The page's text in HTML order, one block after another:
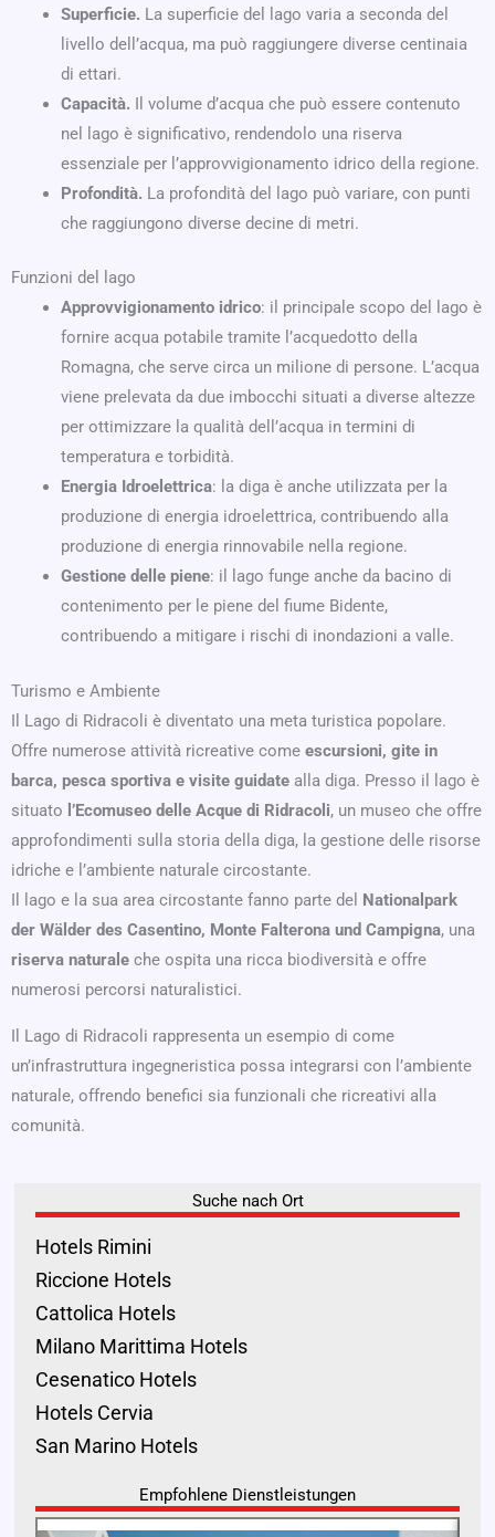
Superficie. La superficie del lago varia a seconda del
livello dell’acqua, ma può raggiungere diverse centinaia
di ettari.
Capacità. Il volume d’acqua che può essere contenuto
nel lago è significativo, rendendolo una riserva
essenziale per l’approvvigionamento idrico della regione.
Profondità. La profondità del lago può variare, con punti
che raggiungono diverse decine di metri.
Funzioni del lago
Approvvigionamento idrico: il principale scopo del lago è
fornire acqua potabile tramite l’acquedotto della
Romagna, che serve circa un milione di persone. L’acqua
viene prelevata da due imbocchi situati a diverse altezze
per ottimizzare la qualità dell’acqua in termini di
temperatura e torbidità.
Energia Idroelettrica: la diga è anche utilizzata per la
produzione di energia idroelettrica, contribuendo alla
produzione di energia rinnovabile nella regione.
Gestione delle piene: il lago funge anche da bacino di
contenimento per le piene del fiume Bidente,
contribuendo a mitigare i rischi di inondazioni a valle.
Turismo e Ambiente
Il Lago di Ridracoli è diventato una meta turistica popolare.
Offre numerose attività ricreative come escursioni, gite in
barca, pesca sportiva e visite guidate alla diga. Presso il lago è
situato l’Ecomuseo delle Acque di Ridracoli, un museo che offre
approfondimenti sulla storia della diga, la gestione delle risorse
idriche e l’ambiente naturale circostante.
Il lago e la sua area circostante fanno parte del Nationalpark
der Wälder des Casentino, Monte Falterona und Campigna, una
riserva naturale che ospita una ricca biodiversità e offre
numerosi percorsi naturalistici.
Il Lago di Ridracoli rappresenta un esempio di come
un’infrastruttura ingegneristica possa integrarsi con l’ambiente
naturale, offrendo benefici sia funzionali che ricreativi alla
comunità.
Suche nach Ort
Hotels Rimini
Riccione Hotels
Cattolica Hotels
Milano Marittima Hotels
Cesenatico Hotels
Hotels Cervia
San Marino Hotels
Empfohlene Dienstleistungen